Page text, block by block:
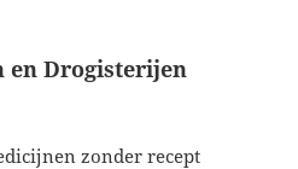
en Drogisterijen
zonder recept